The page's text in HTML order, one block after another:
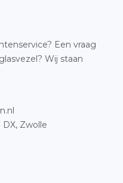
Een vraag
Wij staan
DX, Zwolle